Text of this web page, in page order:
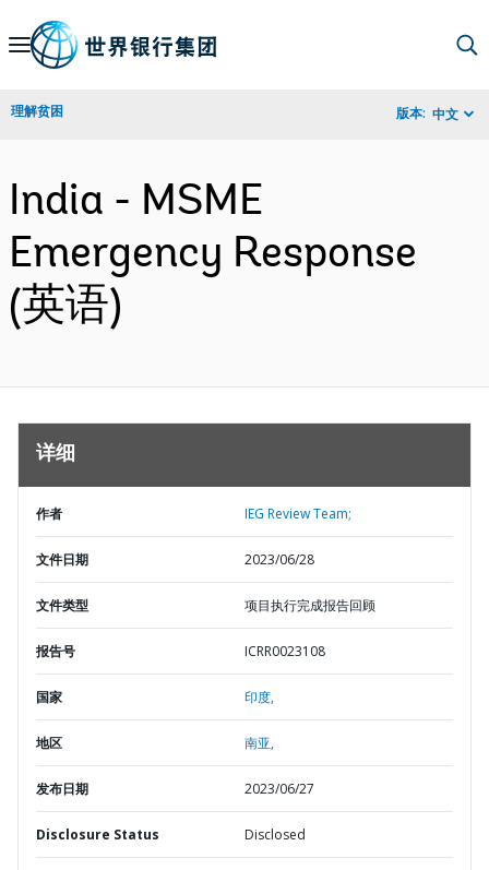
Skip
Navigation
理解贫困 版本: 中文
India - MSME
Emergency Response
(英语)
详细
作者 IEG Review Team;
文件日期 2023/06/28
文件类型 项目执行完成报告回顾
报告号 ICRR0023108
国家 印度,
地区 南亚,
发布日期 2023/06/27
Disclosure Status Disclosed